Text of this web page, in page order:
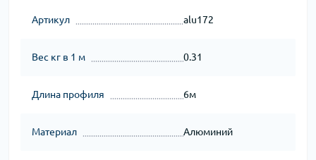
Артикул alu172
Вес кг в 1 м 0.31
Длина профиля 6м
Материал Алюминий